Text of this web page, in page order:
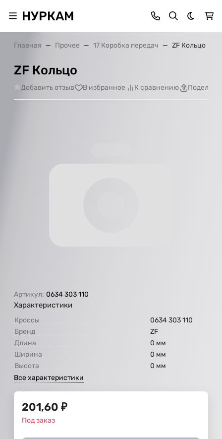
НУРКАМ Темная
Главная Прочее 17 Коробка передач ZF Кольцо
ZF Кольцо
Добавить отзыв В избранное К сравнению
Артикул: 0634 303 110
Характеристики
Кроссы
0634 303 110
Бренд
ZF
Длина
0 мм
Ширина
0 мм
Высота
0 мм
Все характеристики
201,60 ₽
Под заказ